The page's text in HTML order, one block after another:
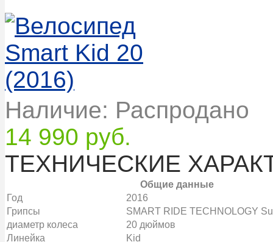
Наличие: Распродано
14 990 руб.
ТЕХНИЧЕСКИЕ
Общие данные
Год
2016
Грипсы
SMART RIDE TECHNOLOGY
диаметр колеса
20 дюймов
Линейка
Kid